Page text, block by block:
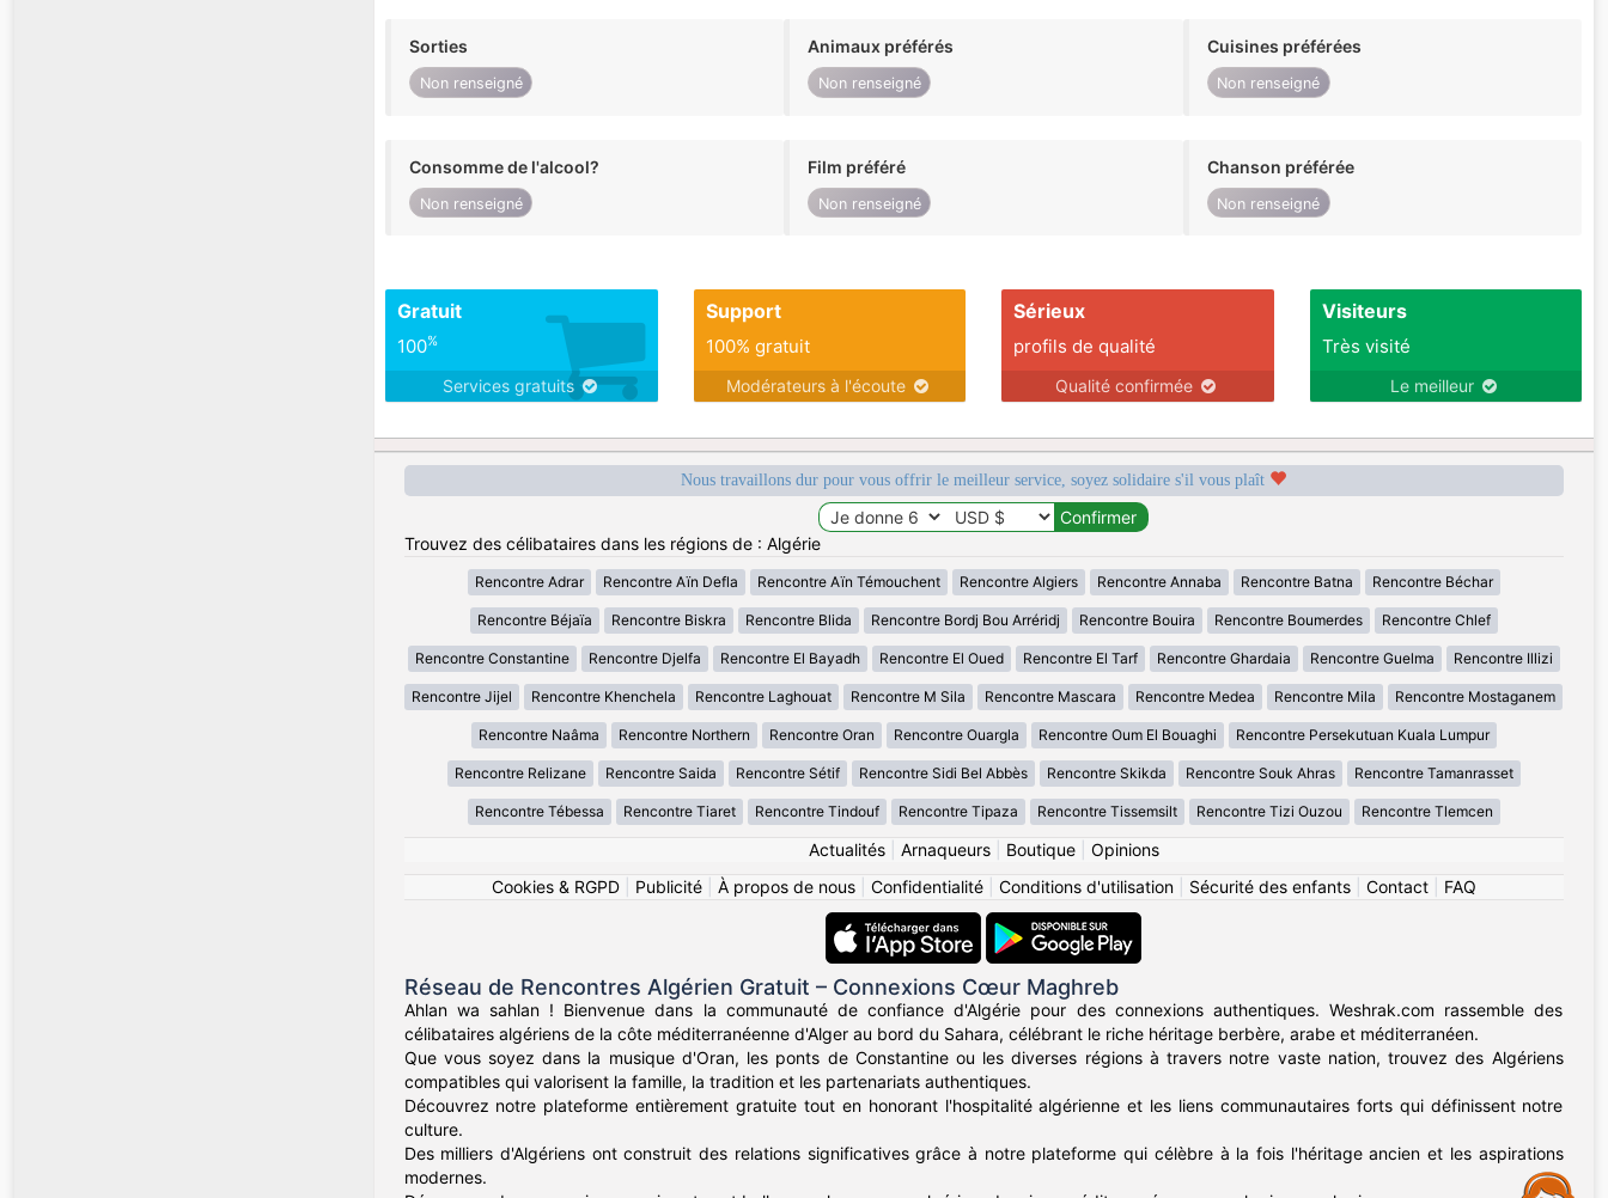
Sorties
Non renseigné
Animaux préférés
Non renseigné
Cuisines préférées
Non renseigné
Consomme de l'alcool?
Non renseigné
Film préféré
Non renseigné
Chanson préférée
Non renseigné
Gratuit
100%
Services gratuits
Support
100% gratuit
Modérateurs à l'écoute
Sérieux
profils de qualité
Qualité confirmée
Visiteurs
Très visité
Le meilleur
Nous travaillons dur pour vous offrir le meilleur service, soyez solidaire s'il vous plaît
Trouvez des célibataires dans les régions de : Algérie
Rencontre Adrar Rencontre Aïn Defla Rencontre Aïn Témouchent Rencontre Algiers Rencontre Annaba Rencontre Batna Rencontre Béchar
Rencontre Béjaïa Rencontre Biskra Rencontre Blida Rencontre Bordj Bou Arréridj Rencontre Bouira Rencontre Boumerdes Rencontre Chlef
Rencontre Constantine Rencontre Djelfa Rencontre El Bayadh Rencontre El Oued Rencontre El Tarf Rencontre Ghardaia Rencontre Guelma Rencontre Illizi
Rencontre Jijel Rencontre Khenchela Rencontre Laghouat Rencontre M Sila Rencontre Mascara Rencontre Medea Rencontre Mila Rencontre Mostaganem
Rencontre Naâma Rencontre Northern Rencontre Oran Rencontre Ouargla Rencontre Oum El Bouaghi Rencontre Persekutuan Kuala Lumpur
Rencontre Relizane Rencontre Saida Rencontre Sétif Rencontre Sidi Bel Abbès Rencontre Skikda Rencontre Souk Ahras Rencontre Tamanrasset
Rencontre Tébessa Rencontre Tiaret Rencontre Tindouf Rencontre Tipaza Rencontre Tissemsilt Rencontre Tizi Ouzou Rencontre Tlemcen
Actualités| Arnaqueurs| Boutique| Opinions
Cookies & RGPD| Publicité| À propos de nous| Confidentialité| Conditions d'utilisation| Sécurité des enfants| Contact| FAQ
Réseau de Rencontres Algérien Gratuit – Connexions Cœur Maghreb
Ahlan wa sahlan ! Bienvenue dans la communauté de confiance d'Algérie pour des connexions authentiques. Weshrak.com rassemble des
célibataires algériens de la côte méditerranéenne d'Alger au bord du Sahara, célébrant le riche héritage berbère, arabe et méditerranéen.
Que vous soyez dans la musique d'Oran, les ponts de Constantine ou les diverses régions à travers notre vaste nation, trouvez des Algériens
compatibles qui valorisent la famille, la tradition et les partenariats authentiques.
Découvrez notre plateforme entièrement gratuite tout en honorant l'hospitalité algérienne et les liens communautaires forts qui définissent notre
culture.
Des milliers d'Algériens ont construit des relations significatives grâce à notre plateforme qui célèbre à la fois l'héritage ancien et les aspirations
modernes.